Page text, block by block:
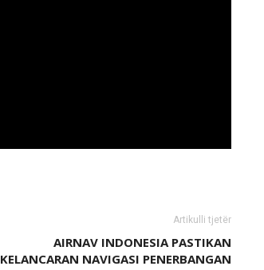
Artikulli tjetër
AIRNAV INDONESIA PASTIKAN
KELANCARAN NAVIGASI PENERBANGAN